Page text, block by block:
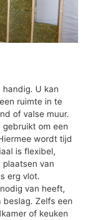
U kan
ruimte in te
of valse muur.
om een
wordt tijd
is flexibel,
van
erg vlot.
van heeft,
beslag. Zelfs een
of keuken